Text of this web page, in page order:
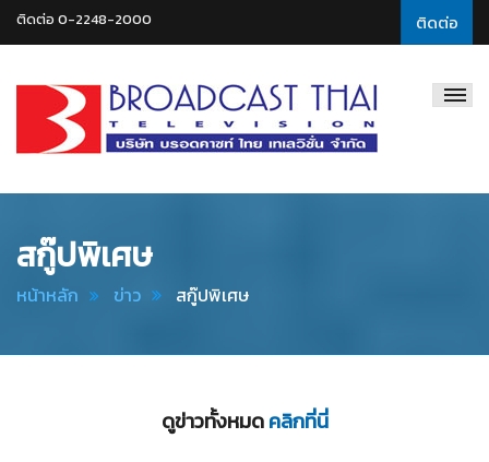
ติดต่อ
ติดต่อ 0-2248-2000
Thai
สกู๊ปพิเศษ
หน้าหลัก ข่าว สกู๊ปพิเศษ
ดูข่าวทั้งหมดคลิกที่นี่